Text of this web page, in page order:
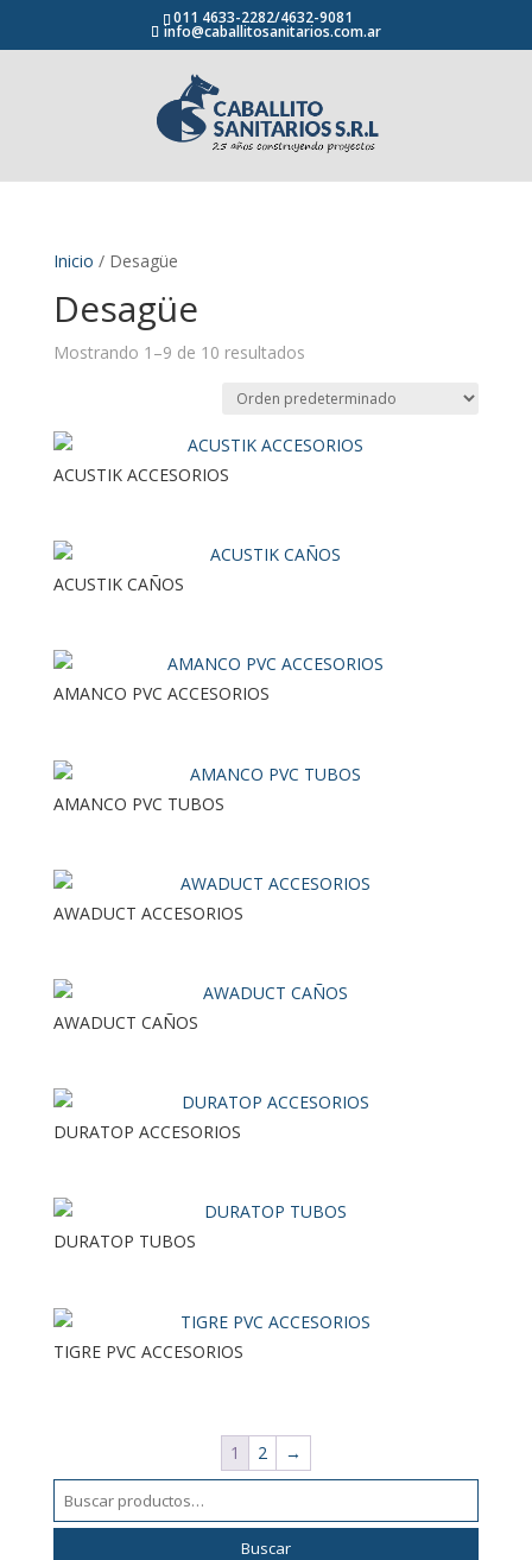
011 4633-2282/4632-9081
info@caballitosanitarios.com.ar
Inicio / Desagüe
Desagüe
Mostrando 1–9 de 10 resultados
ACUSTIK ACCESORIOS
ACUSTIK CAÑOS
AMANCO PVC ACCESORIOS
AMANCO PVC TUBOS
AWADUCT ACCESORIOS
AWADUCT CAÑOS
DURATOP ACCESORIOS
DURATOP TUBOS
TIGRE PVC ACCESORIOS
1 2
→
Buscar
por:
Buscar